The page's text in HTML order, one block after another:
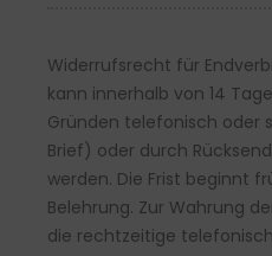
Widerrufsrecht für
kann innerhalb von 14
Gründen telefonisch oder
Brief) oder durch
werden. Die Frist beginnt
Belehrung. Zur Wahrung
die rechtzeitige